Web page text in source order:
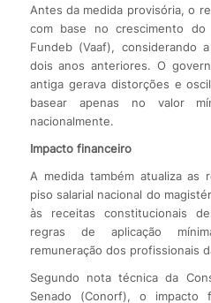
Antes da medida provisória, o
com base no crescimento
Fundeb (Vaaf), considerando
dois anos anteriores. O
antiga gerava distorções e
basear apenas no valor
nacionalmente.
Impacto financeiro
A medida também atualiza as
piso salarial nacional do
às receitas constitucionais
regras de aplicação
remuneração dos profissionais
Segundo nota técnica da
Senado (Conorf), o impacto